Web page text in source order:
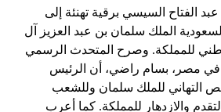
الفتاح السيسي برقية تهنئة إلى
الملك سلمان بن عبد العزيز آل
للمملكة. وصرح المتحدث الرسمي
في مصر، بسام راضي، أن الرئيس
التهاني للملك سلمان وللشعب
والازدهار للمملكة. كما أعرب